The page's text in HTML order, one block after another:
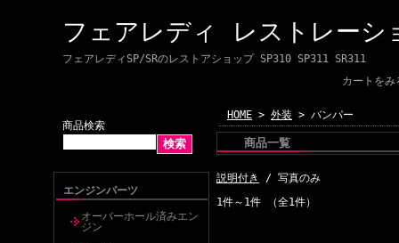
フェアレディ レストレーシ
フェアレディSP/SRのレストアショップ SP310 SP311 SR311
カートをみ
商品検索
エンジンパーツ
オーバーホール済みエン
ジン
HOME > 外装 > バンパー
商品一覧
説明付き
/ 写真のみ
1件～1件 （全1件）